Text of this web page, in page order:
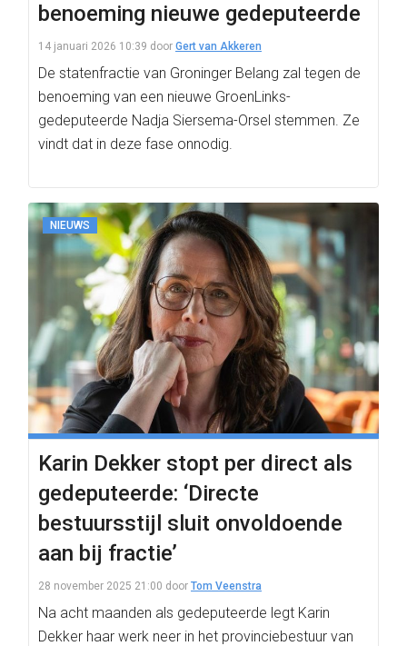
benoeming nieuwe gedeputeerde
14 januari 2026 10:39 door Gert van Akkeren
De statenfractie van Groninger Belang zal tegen de
benoeming van een nieuwe GroenLinks-
gedeputeerde Nadja Siersema-Orsel stemmen. Ze
vindt dat in deze fase onnodig.
NIEUWS
Karin Dekker stopt per direct als
gedeputeerde: ‘Directe
bestuursstijl sluit onvoldoende
aan bij fractie’
28 november 2025 21:00 door Tom Veenstra
Na acht maanden als gedeputeerde legt Karin
Dekker haar werk neer in het provinciebestuur van